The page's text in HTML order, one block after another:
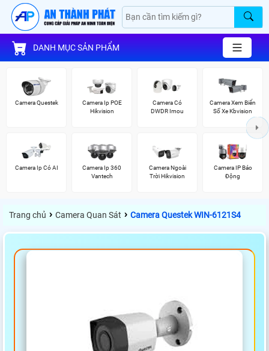
DANH MỤC SẢN PHẨM
Camera Questek
Camera Ip POE
Hikvision
Camera Có
DWDR Imou
Camera Xem Biển
Số Xe Kbvision
Camera Ip Có AI
Camera Ip 360
Vantech
Camera Ngoài
Trời Hikvision
Camera IP Báo
Động
Trang chủ › Camera Quan Sát › Camera Questek WIN-6121S4